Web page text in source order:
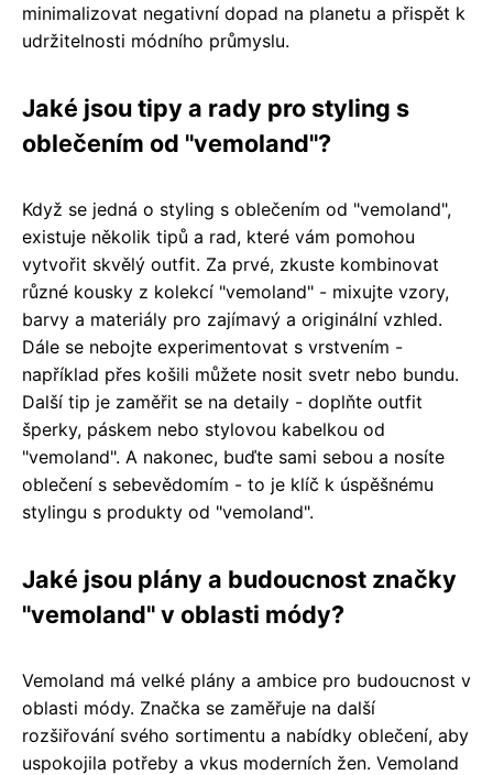
minimalizovat negativní dopad na planetu a přispět k
udržitelnosti módního průmyslu.
Jaké jsou tipy a rady pro styling s
oblečením od "vemoland"?
Když se jedná o styling s oblečením od "vemoland",
existuje několik tipů a rad, které vám pomohou
vytvořit skvělý outfit. Za prvé, zkuste kombinovat
různé kousky z kolekcí "vemoland" - mixujte vzory,
barvy a materiály pro zajímavý a originální vzhled.
Dále se nebojte experimentovat s vrstvením -
například přes košili můžete nosit svetr nebo bundu.
Další tip je zaměřit se na detaily - doplňte outfit
šperky, páskem nebo stylovou kabelkou od
"vemoland". A nakonec, buďte sami sebou a nosíte
oblečení s sebevědomím - to je klíč k úspěšnému
stylingu s produkty od "vemoland".
Jaké jsou plány a budoucnost značky
"vemoland" v oblasti módy?
Vemoland má velké plány a ambice pro budoucnost v
oblasti módy. Značka se zaměřuje na další
rozšiřování svého sortimentu a nabídky oblečení, aby
uspokojila potřeby a vkus moderních žen. Vemoland